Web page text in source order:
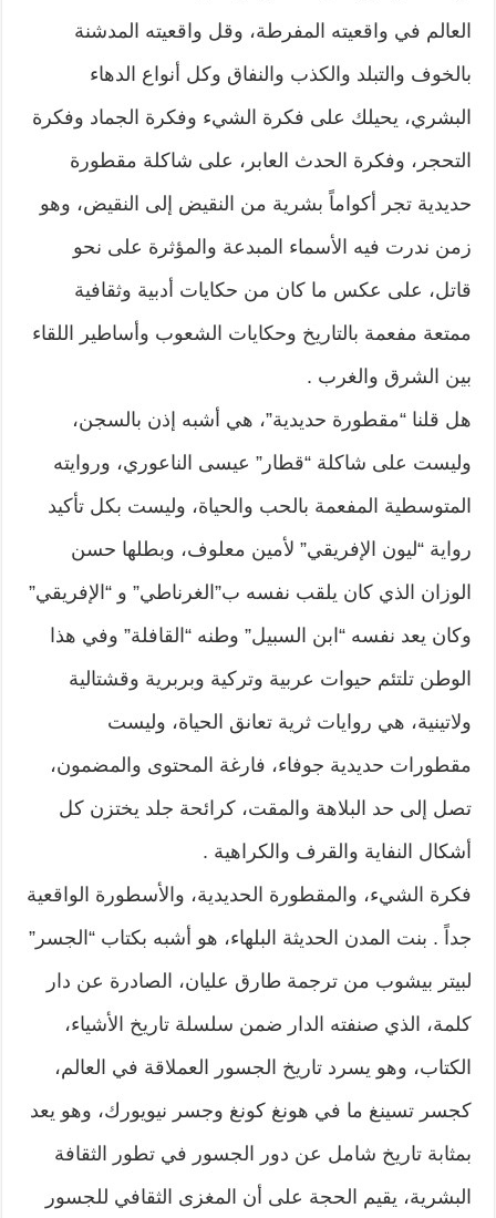
العالم في واقعيته المفرطة، وقل واقعيته المدشنة
بالخوف والتبلد والكذب والنفاق وكل أنواع الدهاء
البشري، يحيلك على فكرة الشيء وفكرة الجماد وفكرة
التحجر، وفكرة الحدث العابر، على شاكلة مقطورة
حديدية تجر أكواماً بشرية من النقيض إلى النقيض، وهو
زمن ندرت فيه الأسماء المبدعة والمؤثرة على نحو
قاتل، على عكس ما كان من حكايات أدبية وثقافية
ممتعة مفعمة بالتاريخ وحكايات الشعوب وأساطير اللقاء
بين الشرق والغرب .
هل قلنا “مقطورة حديدية”، هي أشبه إذن بالسجن،
وليست على شاكلة “قطار” عيسى الناعوري، وروايته
المتوسطية المفعمة بالحب والحياة، وليست بكل تأكيد
رواية “ليون الإفريقي” لأمين معلوف، وبطلها حسن
الوزان الذي كان يلقب نفسه ب”الغرناطي” و “الإفريقي”
وكان يعد نفسه “ابن السبيل” وطنه “القافلة” وفي هذا
الوطن تلتئم حيوات عربية وتركية وبربرية وقشتالية
ولاتينية، هي روايات ثرية تعانق الحياة، وليست
مقطورات حديدية جوفاء، فارغة المحتوى والمضمون،
تصل إلى حد البلاهة والمقت، كرائحة جلد يختزن كل
أشكال النفاية والقرف والكراهية .
فكرة الشيء، والمقطورة الحديدية، والأسطورة الواقعية
جداً . بنت المدن الحديثة البلهاء، هو أشبه بكتاب “الجسر”
لبيتر بيشوب من ترجمة طارق عليان، الصادرة عن دار
كلمة، الذي صنفته الدار ضمن سلسلة تاريخ الأشياء،
الكتاب، وهو يسرد تاريخ الجسور العملاقة في العالم،
كجسر تسينغ ما في هونغ كونغ وجسر نيويورك، وهو يعد
بمثابة تاريخ شامل عن دور الجسور في تطور الثقافة
البشرية، يقيم الحجة على أن المغزى الثقافي للجسور